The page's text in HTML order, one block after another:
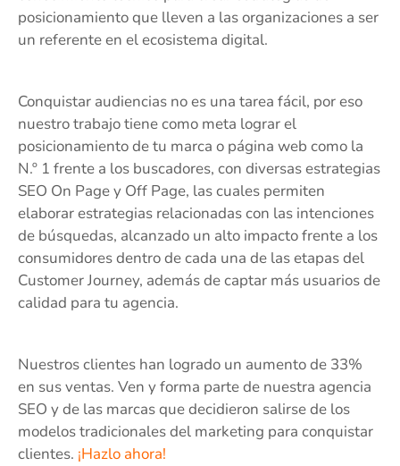
posicionamiento que lleven a las organizaciones a ser
un referente en el ecosistema digital.
Conquistar audiencias no es una tarea fácil, por eso
nuestro trabajo tiene como meta lograr el
posicionamiento de tu marca o página web como la
N.º 1 frente a los buscadores, con diversas estrategias
SEO On Page y Off Page, las cuales permiten
elaborar estrategias relacionadas con las intenciones
de búsquedas, alcanzado un alto impacto frente a los
consumidores dentro de cada una de las etapas del
Customer Journey, además de captar más usuarios de
calidad para tu agencia.
Nuestros clientes han logrado un aumento de 33%
en sus ventas. Ven y forma parte de nuestra agencia
SEO y de las marcas que decidieron salirse de los
modelos tradicionales del marketing para conquistar
clientes. ¡Hazlo ahora!